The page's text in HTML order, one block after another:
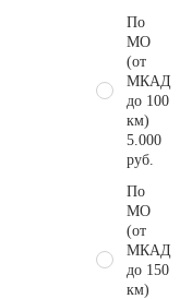
По
МО
(от
МКАД
до 100
км)
5.000
руб.
По
МО
(от
МКАД
до 150
км)